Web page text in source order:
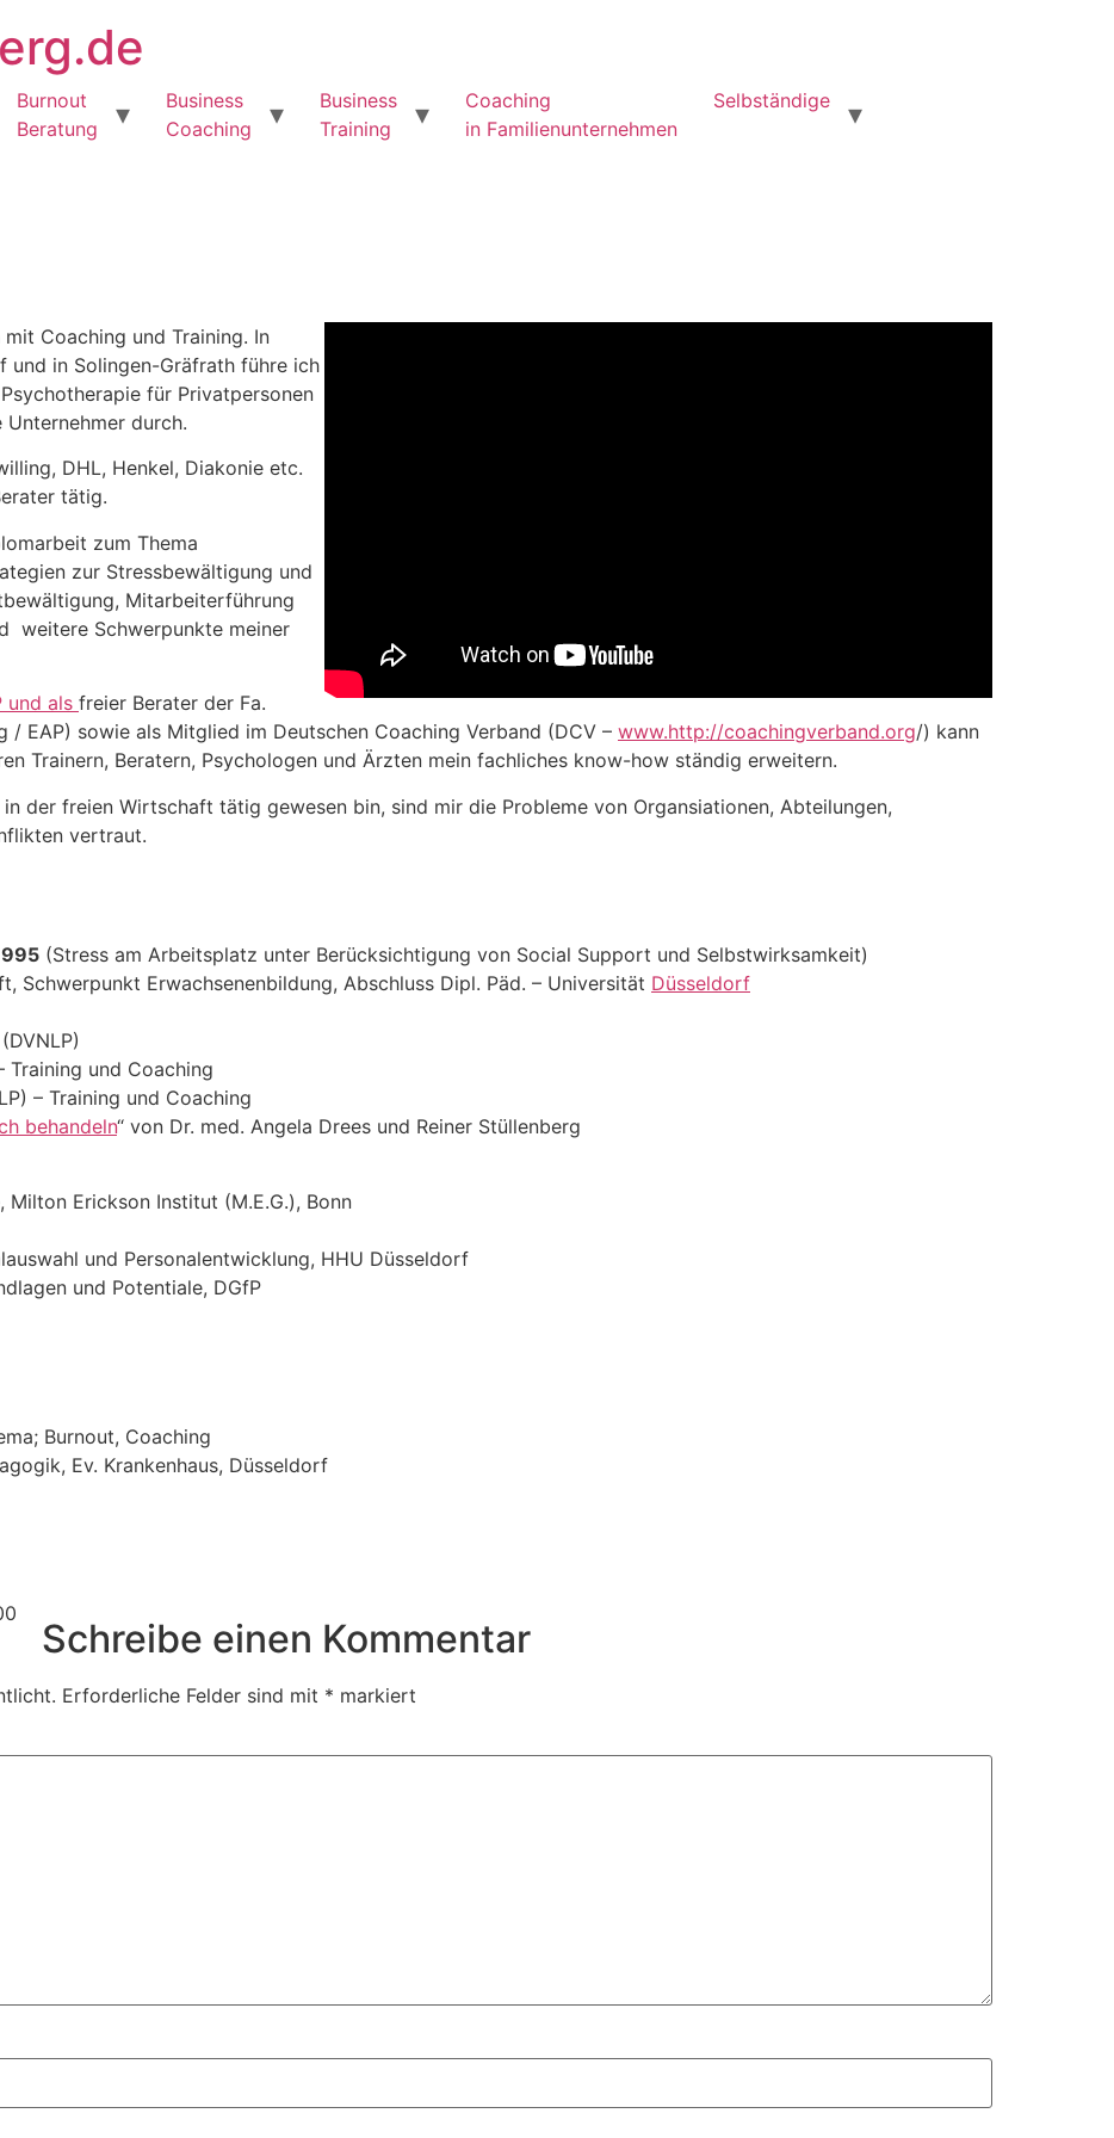
Burnout
Beratung
Business
Coaching
Business
Training
Coaching
in Familienunternehmen
Selbständige
Coaching und Training. In
und in Solingen-Gräfrath führe ich
für Privatpersonen
durch.
DHL, Henkel, Diakonie etc.
tätig.
zum Thema
zur Stressbewältigung und
Mitarbeiterführung
weitere Schwerpunkte meiner
und als freier Berater der Fa.
/ EAP) sowie als Mitglied im Deutschen Coaching Verband (DCV – www.http://coachingverband.org/) kann
Trainern, Beratern, Psychologen und Ärzten mein fachliches know-how ständig erweitern.
der freien Wirtschaft tätig gewesen bin, sind mir die Probleme von Organsiationen, Abteilungen,
vertraut.
(Stress am Arbeitsplatz unter Berücksichtigung von Social Support und Selbstwirksamkeit)
Schwerpunkt Erwachsenenbildung, Abschluss Dipl. Päd. – Universität Düsseldorf
Training und Coaching
– Training und Coaching
behandeln“ von Dr. med. Angela Drees und Reiner Stüllenberg
Erickson Institut (M.E.G.), Bonn
und Personalentwicklung, HHU Düsseldorf
und Potentiale, DGfP
Burnout, Coaching
Ev. Krankenhaus, Düsseldorf
Schreibe einen Kommentar
Erforderliche Felder sind mit * markiert